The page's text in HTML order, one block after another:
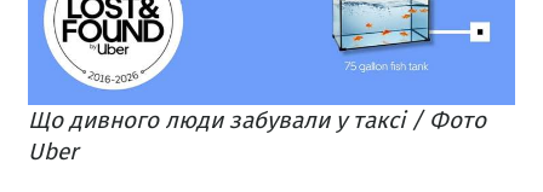
Що дивного люди забували у таксі / Фото
Uber